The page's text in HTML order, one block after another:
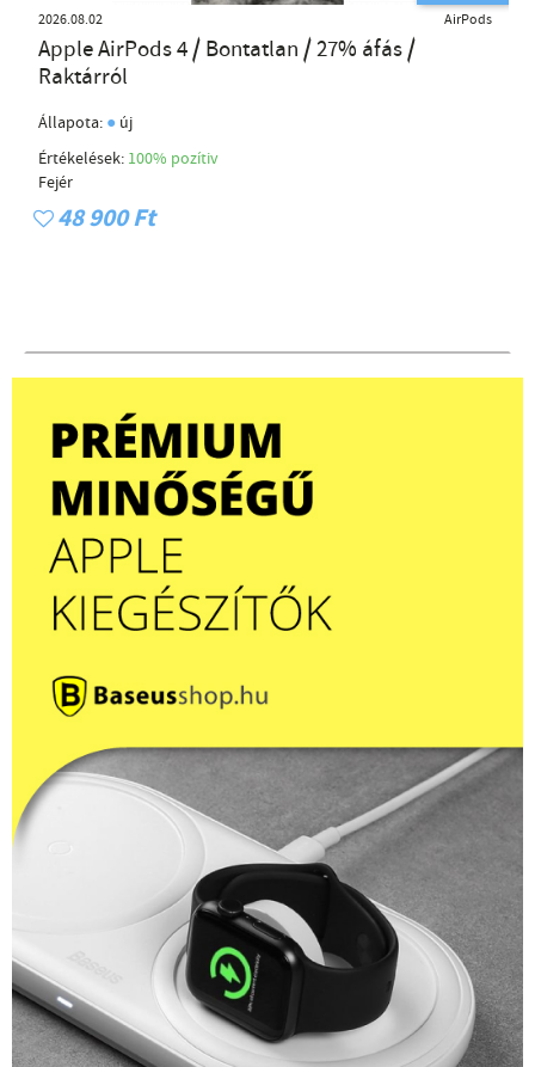
2026.08.02
AirPods
Apple AirPods 4 / Bontatlan / 27% áfás /
Raktárról
Állapota: ● új
Értékelések: 100% pozítiv
Fejér
48 900 Ft